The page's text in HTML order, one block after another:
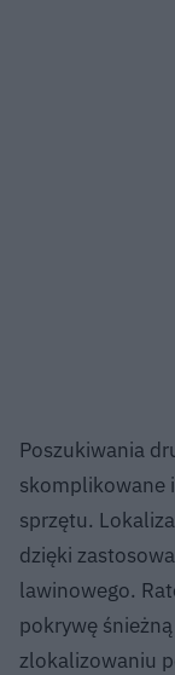
Poszukiwania
skomplikowane
sprzętu.
dzięki
lawinowego.
pokrywę
zlokalizowaniu